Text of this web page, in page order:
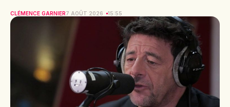
CLÉMENCE GARNIER7 AOÛT 2026 15:55